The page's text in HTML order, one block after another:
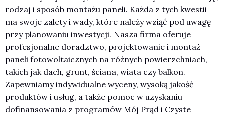
rodzaj i sposób montażu paneli. Każda z tych kwestii
ma swoje zalety i wady, które należy wziąć pod uwagę
przy planowaniu inwestycji. Nasza firma oferuje
profesjonalne doradztwo, projektowanie i montaż
paneli fotowoltaicznych na różnych powierzchniach,
takich jak dach, grunt, ściana, wiata czy balkon.
Zapewniamy indywidualne wyceny, wysoką jakość
produktów i usług, a także pomoc w uzyskaniu
dofinansowania z programów Mój Prąd i Czyste